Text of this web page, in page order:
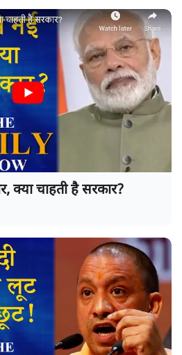
क्या चाहती है सरकार?